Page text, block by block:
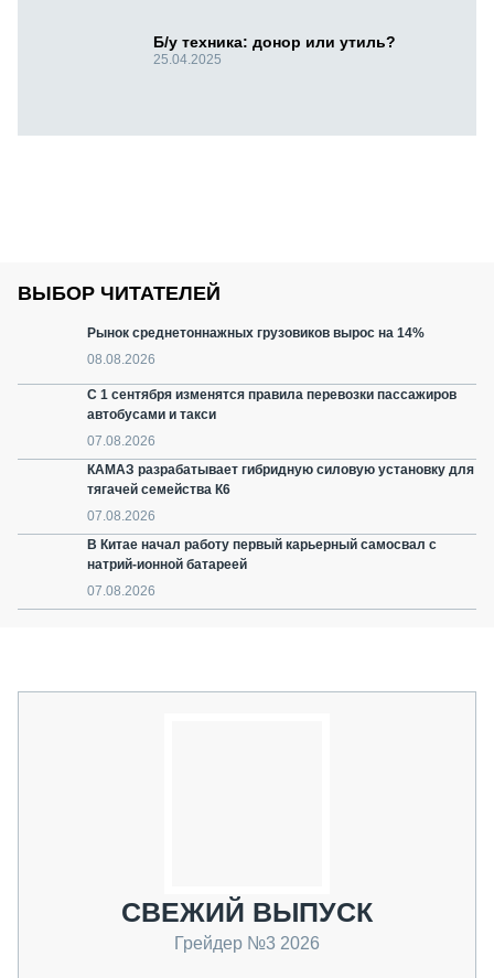
Б/у техника: донор или утиль?
25.04.2025
ВЫБОР ЧИТАТЕЛЕЙ
Рынок среднетоннажных грузовиков вырос на 14%
08.08.2026
С 1 сентября изменятся правила перевозки пассажиров
автобусами и такси
07.08.2026
КАМАЗ разрабатывает гибридную силовую установку для
тягачей семейства К6
07.08.2026
В Китае начал работу первый карьерный самосвал с
натрий-ионной батареей
07.08.2026
СВЕЖИЙ ВЫПУСК
Грейдер №3 2026